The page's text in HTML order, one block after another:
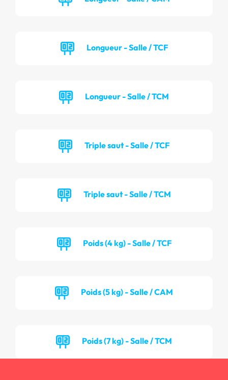
Longueur - Salle / TCF
Longueur - Salle / TCM
Triple saut - Salle / TCF
Triple saut - Salle / TCM
Poids (4 kg) - Salle / TCF
Poids (5 kg) - Salle / CAM
Poids (7 kg) - Salle / TCM